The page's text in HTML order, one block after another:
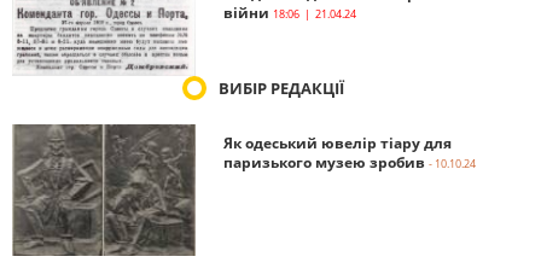
війни 18:06 | 21.04.24
ВИБІР РЕДАКЦІЇ
Як одеський ювелір тіару для
паризького музею зробив - 10.10.24